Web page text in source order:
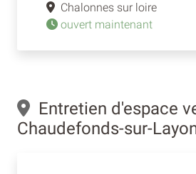
Chalonnes sur loire
ouvert maintenant
Entretien d'espace
Chaudefonds-sur-